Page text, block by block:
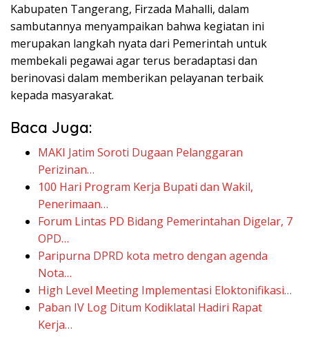
Kabupaten Tangerang, Firzada Mahalli, dalam
sambutannya menyampaikan bahwa kegiatan ini
merupakan langkah nyata dari Pemerintah untuk
membekali pegawai agar terus beradaptasi dan
berinovasi dalam memberikan pelayanan terbaik
kepada masyarakat.
Baca Juga:
MAKI Jatim Soroti Dugaan Pelanggaran
Perizinan…
100 Hari Program Kerja Bupati dan Wakil,
Penerimaan…
Forum Lintas PD Bidang Pemerintahan Digelar, 7
OPD…
Paripurna DPRD kota metro dengan agenda
Nota…
High Level Meeting Implementasi Eloktonifikasi…
Paban IV Log Ditum Kodiklatal Hadiri Rapat
Kerja…